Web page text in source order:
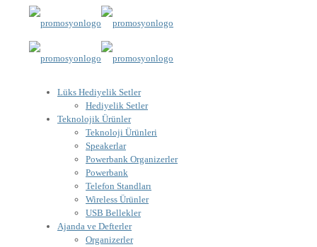
Lüks Hediyelik Setler
Hediyelik Setler
Teknolojik Ürünler
Teknoloji Ürünleri
Speakerlar
Powerbank Organizerler
Powerbank
Telefon Standları
Wireless Ürünler
USB Bellekler
Ajanda ve Defterler
Organizerler